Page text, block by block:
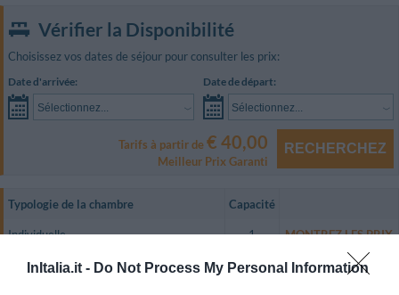
InItalia.it - Do Not Process My Personal Information
Vérifier la Disponibilité
Choisissez vos dates de séjour pour consulter les prix:
Date d'arrivée:
Sélectionnez...
Date de départ:
Sélectionnez...
Tarifs à partir de€ 40,00
Meilleur Prix Garanti
RECHERCHEZ
Typologie de la chambre Capacité
Individuelle 1 MONTREZ LES PRIX
Double avec grand lit 2 MONTREZ LES PRIX